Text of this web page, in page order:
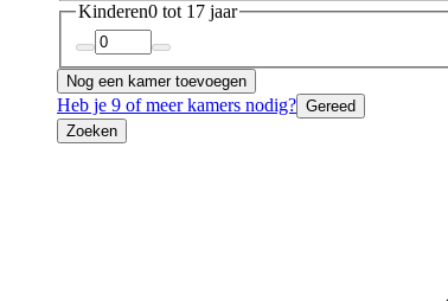
Kinderen0 tot 17 jaar
Nog een kamer toevoegen
Heb je 9 of meer kamers nodig? Gereed
Zoeken